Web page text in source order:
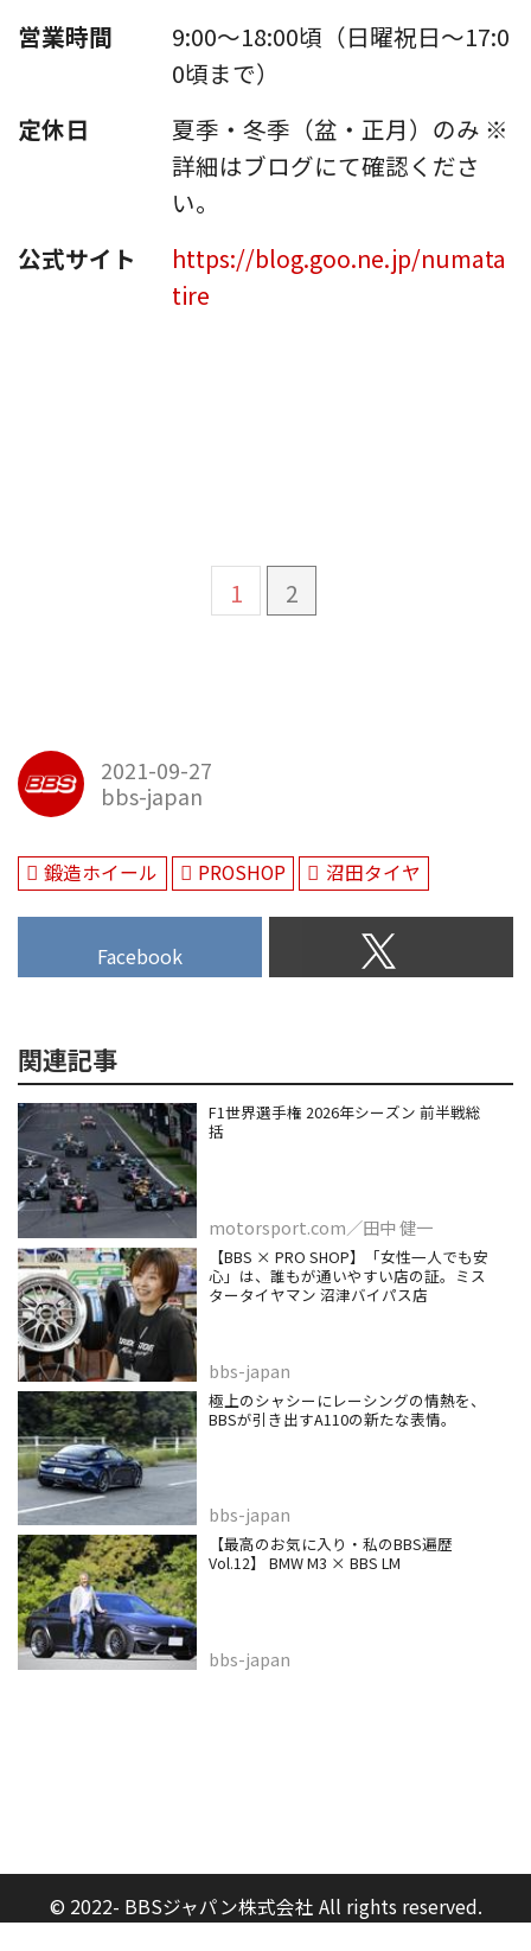
営業時間
9:00〜18:00頃（日曜祝日〜17:0
0頃まで）
定休日
夏季・冬季（盆・正月）のみ ※
詳細はブログにて確認くださ
い。
公式サイト
https://blog.goo.ne.jp/numata
tire
1 2
2021-09-27
bbs-japan
鍛造ホイール PROSHOP 沼田タイヤ
Facebook
関連記事
F1世界選手権 2026年シーズン 前半戦総
括
motorsport.com／田中 健一
【BBS × PRO SHOP】「女性一人でも安
心」は、誰もが通いやすい店の証。ミス
タータイヤマン 沼津バイパス店
bbs-japan
極上のシャシーにレーシングの情熱を、
BBSが引き出すA110の新たな表情。
bbs-japan
【最高のお気に入り・私のBBS遍歴
Vol.12】 BMW M3 × BBS LM
bbs-japan
© 2022- BBSジャパン株式会社 All rights reserved.